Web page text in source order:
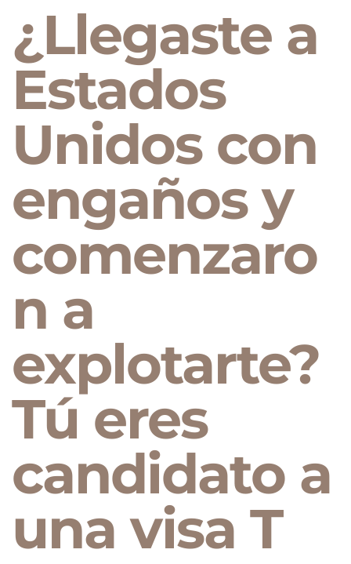
¿Llegaste a
Estados
Unidos con
engaños y
comenzaro
n a
explotarte?
Tú eres
candidato a
una visa T